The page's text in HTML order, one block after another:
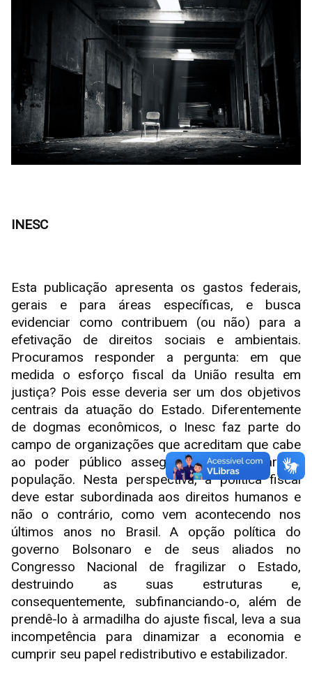
INESC
Esta publicação apresenta os gastos federais,
gerais e para áreas específicas, e busca
evidenciar como contribuem (ou não) para a
efetivação de direitos sociais e ambientais.
Procuramos responder a pergunta: em que
medida o esforço fiscal da União resulta em
justiça? Pois esse deveria ser um dos objetivos
centrais da atuação do Estado. Diferentemente
de dogmas econômicos, o Inesc faz parte do
campo de organizações que acreditam que cabe
ao poder público assegurar o bem-estar da
população. Nesta perspectiva, a política fiscal
deve estar subordinada aos direitos humanos e
não o contrário, como vem acontecendo nos
últimos anos no Brasil. A opção política do
governo Bolsonaro e de seus aliados no
Congresso Nacional de fragilizar o Estado,
destruindo as suas estruturas e,
consequentemente, subfinanciando-o, além de
prendê-lo à armadilha do ajuste fiscal, leva a sua
incompetência para dinamizar a economia e
cumprir seu papel redistributivo e estabilizador.